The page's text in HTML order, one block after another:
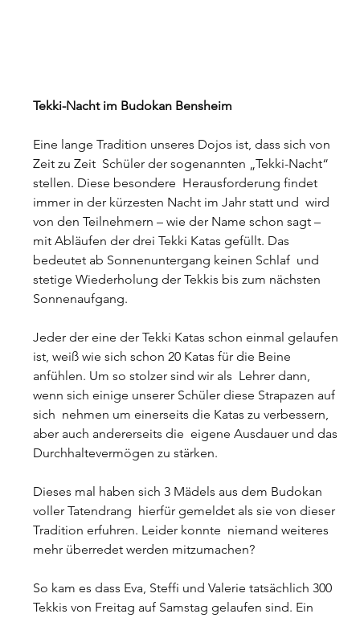
Tekki-Nacht im Budokan Bensheim
Eine lange Tradition unseres Dojos ist, dass sich von
Zeit zu Zeit  Schüler der sogenannten „Tekki-Nacht“
stellen. Diese besondere  Herausforderung findet
immer in der kürzesten Nacht im Jahr statt und  wird
von den Teilnehmern – wie der Name schon sagt –
mit Abläufen der drei Tekki Katas gefüllt. Das
bedeutet ab Sonnenuntergang keinen Schlaf  und
stetige Wiederholung der Tekkis bis zum nächsten
Sonnenaufgang.
Jeder der eine der Tekki Katas schon einmal gelaufen
ist, weiß wie sich schon 20 Katas für die Beine
anfühlen. Um so stolzer sind wir als  Lehrer dann,
wenn sich einige unserer Schüler diese Strapazen auf
sich  nehmen um einerseits die Katas zu verbessern,
aber auch andererseits die  eigene Ausdauer und das
Durchhaltevermögen zu stärken.
Dieses mal haben sich 3 Mädels aus dem Budokan
voller Tatendrang  hierfür gemeldet als sie von dieser
Tradition erfuhren. Leider konnte  niemand weiteres
mehr überredet werden mitzumachen?
So kam es dass Eva, Steffi und Valerie tatsächlich 300
Tekkis von Freitag auf Samstag gelaufen sind. Ein